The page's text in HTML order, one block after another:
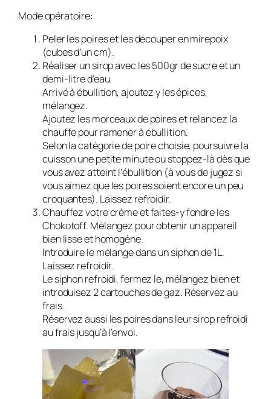
Mode opératoire:
Peler les poires et les découper en mirepoix
(cubes d’un cm).
Réaliser un sirop avec les 500gr de sucre et un
demi-litre d’eau.
Arrivé à ébullition, ajoutez y les épices,
mélangez.
Ajoutez les morceaux de poires et relancez la
chauffe pour ramener à ébullition.
Selon la catégorie de poire choisie, poursuivre la
cuisson une petite minute ou stoppez-là dès que
vous avez atteint l’ébullition (à vous de jugez si
vous aimez que les poires soient encore un peu
croquantes). Laissez refroidir.
Chauffez votre crème et faites-y fondre les
Chokotoff. Mélangez pour obtenir un appareil
bien lisse et homogène.
Introduire le mélange dans un siphon de 1L.
Laissez refroidir.
Le siphon refroidi, fermez le, mélangez bien et
introduisez 2 cartouches de gaz. Réservez au
frais.
Réservez aussi les poires dans leur sirop refroidi
au frais jusqu’à l’envoi.